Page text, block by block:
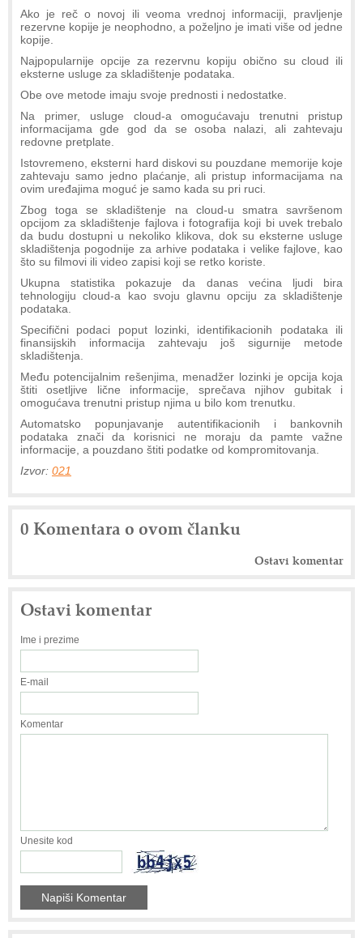
Ako je reč o novoj ili veoma vrednoj informaciji, pravljenje
rezervne kopije je neophodno, a poželjno je imati više od jedne
kopije.
Najpopularnije opcije za rezervnu kopiju obično su cloud ili
eksterne usluge za skladištenje podataka.
Obe ove metode imaju svoje prednosti i nedostatke.
Na primer, usluge cloud-a omogućavaju trenutni pristup
informacijama gde god da se osoba nalazi, ali zahtevaju
redovne pretplate.
Istovremeno, eksterni hard diskovi su pouzdane memorije koje
zahtevaju samo jedno plaćanje, ali pristup informacijama na
ovim uređajima moguć je samo kada su pri ruci.
Zbog toga se skladištenje na cloud-u smatra savršenom
opcijom za skladištenje fajlova i fotografija koji bi uvek trebalo
da budu dostupni u nekoliko klikova, dok su eksterne usluge
skladištenja pogodnije za arhive podataka i velike fajlove, kao
što su filmovi ili video zapisi koji se retko koriste.
Ukupna statistika pokazuje da danas većina ljudi bira
tehnologiju cloud-a kao svoju glavnu opciju za skladištenje
podataka.
Specifični podaci poput lozinki, identifikacionih podataka ili
finansijskih informacija zahtevaju još sigurnije metode
skladištenja.
Među potencijalnim rešenjima, menadžer lozinki je opcija koja
štiti osetljive lične informacije, sprečava njihov gubitak i
omogućava trenutni pristup njima u bilo kom trenutku.
Automatsko popunjavanje autentifikacionih i bankovnih
podataka znači da korisnici ne moraju da pamte važne
informacije, a pouzdano štiti podatke od kompromitovanja.
Izvor: 021
0 Komentara o ovom članku
Ostavi komentar
Ostavi komentar
Ime i prezime
E-mail
Komentar
Unesite kod